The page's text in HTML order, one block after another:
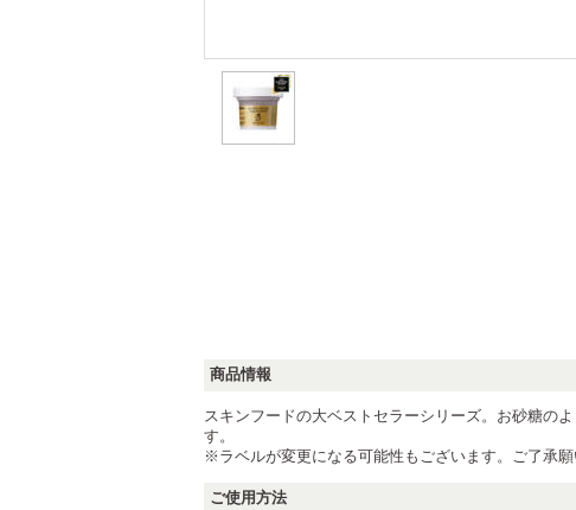
商品情報
スキンフードの大ベストセラーシリーズ。お砂糖の
す。
※ラベルが変更になる可能性もございます。ご了承願
ご使用方法